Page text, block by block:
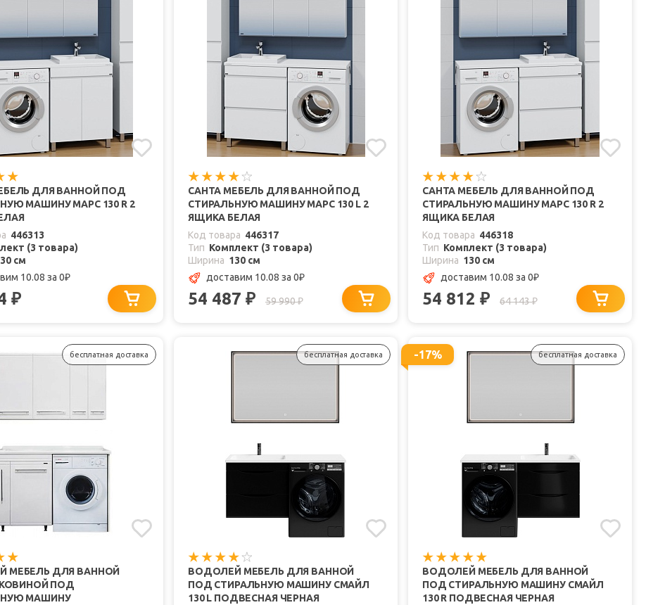
ДЛЯ ВАННОЙ ПОД
МАШИНУ МАРС 130 R 2
446313
(3 товара)
см
10.08 за 0₽
₽
САНТА МЕБЕЛЬ ДЛЯ ВАННОЙ ПОД
СТИРАЛЬНУЮ МАШИНУ МАРС 130 L 2
ЯЩИКА БЕЛАЯ
Код товара 446317
Тип Комплект (3 товара)
Ширина 130 см
доставим 10.08 за 0₽
54 487 ₽ 59 990₽
САНТА МЕБЕЛЬ ДЛЯ ВАННОЙ ПОД
СТИРАЛЬНУЮ МАШИНУ МАРС 130 R 2
ЯЩИКА БЕЛАЯ
Код товара 446318
Тип Комплект (3 товара)
Ширина 130 см
доставим 10.08 за 0₽
54 812 ₽ 64 143₽
бесплатная доставка
МЕБЕЛЬ ДЛЯ ВАННОЙ
ПОД
МАШИНУ
бесплатная доставка
ВОДОЛЕЙ МЕБЕЛЬ ДЛЯ ВАННОЙ
ПОД СТИРАЛЬНУЮ МАШИНУ СМАЙЛ
130 L ПОДВЕСНАЯ ЧЕРНАЯ
-17% бесплатная доставка
ВОДОЛЕЙ МЕБЕЛЬ ДЛЯ ВАННОЙ
ПОД СТИРАЛЬНУЮ МАШИНУ СМАЙЛ
130 R ПОДВЕСНАЯ ЧЕРНАЯ